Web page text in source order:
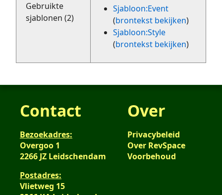
Gebruikte
sjablonen (2)
Sjabloon:Event
(brontekst bekijken)
Sjabloon:Style
(brontekst bekijken)
Contact
Bezoekadres:
Overgoo 1
2266 JZ Leidschendam
Postadres:
Vlietweg 15
Over
Privacybeleid
Over RevSpace
Voorbehoud